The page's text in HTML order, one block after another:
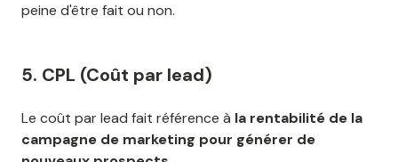
peine d'être fait ou non.
5. CPL (Coût par lead)
Le coût par lead fait référence à la rentabilité de la
campagne de marketing pour générer de